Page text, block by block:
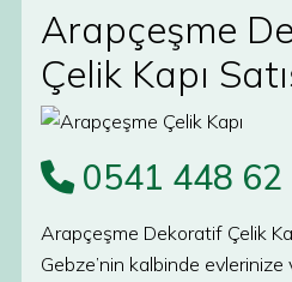
Arapçeşme
Çelik Kapı
0541 448 62
Arapçeşme Dekoratif Çelik
Gebze’nin kalbinde